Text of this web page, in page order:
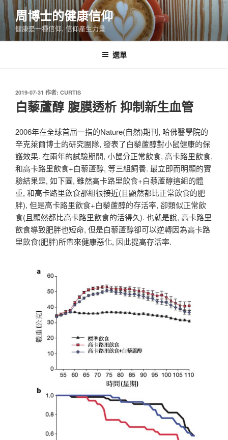
至
主
要
周博士的健康信仰
健康是一種信仰, 信仰產生力量
選單
發
佈
於
2019-07-31 作者: CURTIS
白藜蘆醇 腹膜透析 抑制新生血管
2006年在全球首屆一指的Nature(自然)期刊, 哈佛醫學院的
辛克萊爾博士的研究團隊, 發表了白藜蘆醇對小鼠健康的保
護效果. 在兩年的試驗期間, 小鼠分正常飲食, 高卡路里飲食,
和高卡路里飲食+白藜蘆醇, 等三組飼養. 最立即而明顯的實
驗結果是, 如下圖, 雖然高卡路里飲食+白藜蘆醇這組的體
重, 和高卡路里飲食那組很接近(且顯然都比正常飲食的肥
胖), 但是高卡路里飲食+白藜蘆醇的存活率, 卻類似正常飲
食(且顯然都比高卡路里飲食的活得久). 也就是說, 高卡路里
飲食導致肥胖也短命, 但是白藜蘆醇卻可以逆轉因為高卡路
里飲食(肥胖)所帶來健康惡化, 因此提高存活率.